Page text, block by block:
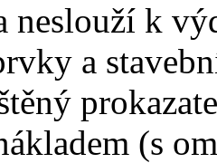
neslouží k
a
(s